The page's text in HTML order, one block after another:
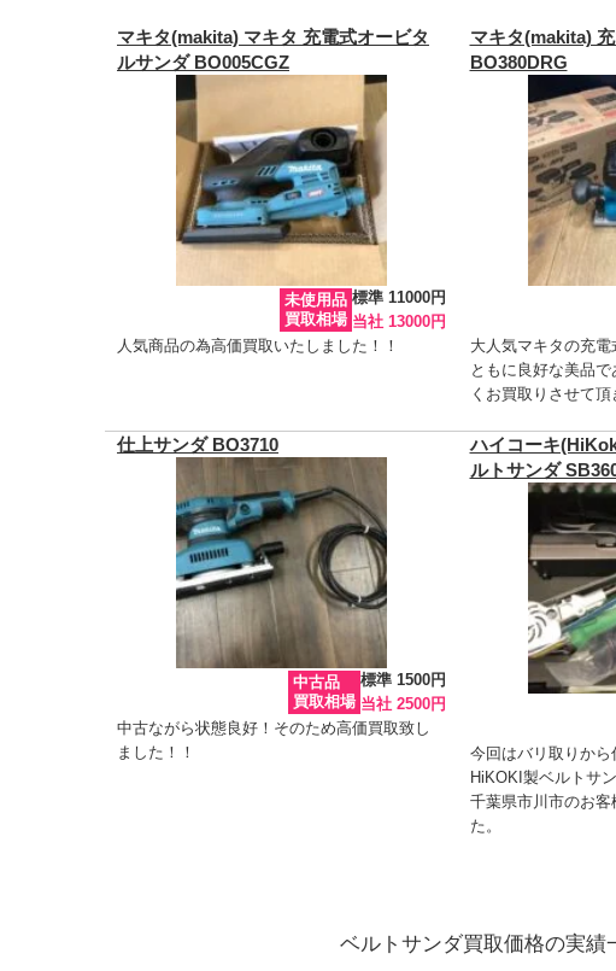
マキタ(makita) マキタ 充電式オービタ
ルサンダ BO005CGZ
未使用品
買取相場
標準 11000円
当社 13000円
人気商品の為高価買取いたしました！！
マキタ(makita)
BO380DRG
大人気マキタの充
ともに良好な美品
くお買取りさせて頂
仕上サンダ BO3710
中古品
買取相場
標準 1500円
当社 2500円
中古ながら状態良好！そのため高価買取致し
ました！！
ハイコーキ
ルトサンダ
今回はバリ取りから
HiKOKI製ベルトサ
千葉県市川市のお客
た。
ベルトサンダ買取価格の実績